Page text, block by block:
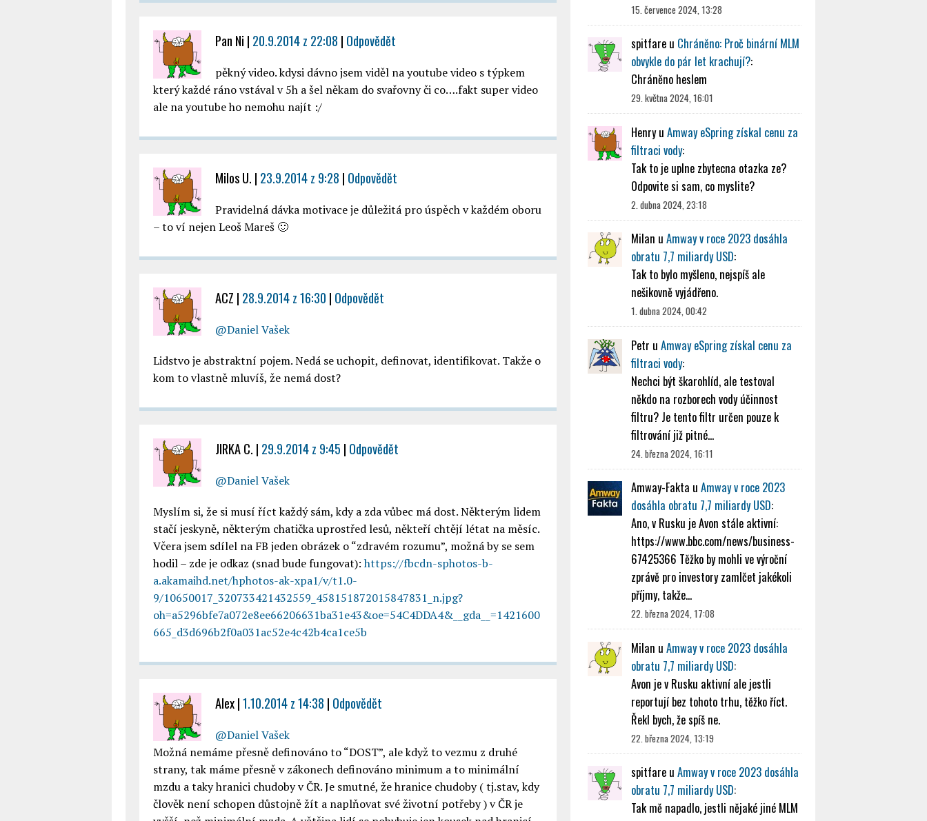
Pan Ni | 20.9.2014 z 22:08 | Odpovědět
pěkný video. kdysi dávno jsem viděl na youtube video s týpkem
který každé ráno vstával v 5h a šel někam do svařovny či co….fakt super video
ale na youtube ho nemohu najít :/
Milos U. | 23.9.2014 z 9:28 | Odpovědět
Pravidelná dávka motivace je důležitá pro úspěch v každém oboru
– to ví nejen Leoš Mareš 🙂
ACZ | 28.9.2014 z 16:30 | Odpovědět
@Daniel Vašek
Lidstvo je abstraktní pojem. Nedá se uchopit, definovat, identifikovat. Takže o
kom to vlastně mluvíš, že nemá dost?
JIRKA C. | 29.9.2014 z 9:45 | Odpovědět
@Daniel Vašek
Myslím si, že si musí říct každý sám, kdy a zda vůbec má dost. Některým lidem
stačí jeskyně, některým chatička uprostřed lesů, někteří chtějí létat na měsíc.
Včera jsem sdílel na FB jeden obrázek o “zdravém rozumu”, možná by se sem
hodil – zde je odkaz (snad bude fungovat):https://fbcdn-sphotos-b-
a.akamaihd.net/hphotos-ak-xpa1/v/t1.0-
9/10650017_320733421432559_458151872015847831_n.jpg?
oh=a5296bfe7a072e8ee66206631ba31e43&oe=54C4DDA4&__gda__=1421600
665_d3d696b2f0a031ac52e4c42b4ca1ce5b
Alex|1.10.2014 z 14:38 | Odpovědět
@Daniel Vašek
Možná nemáme přesně definováno to “DOST”, ale když to vezmu z druhé
strany, tak máme přesně v zákonech definováno minimum a to minimální
mzdu a taky hranici chudoby v ČR. Je smutné, že hranice chudoby ( tj.stav, kdy
člověk není schopen důstojně žít a naplňovat své životní potřeby ) v ČR je
15. července 2024, 13:28
spitfareu Chráněno: Proč binární MLM
obvykle do pár let krachují?:
Chráněno heslem
29. května 2024, 16:01
Henryu Amway eSpring získal cenu za
filtraci vody:
Tak to je uplne zbytecna otazka ze?
Odpovite si sam, co myslite?
2. dubna 2024, 23:18
Milan u Amway v roce 2023 dosáhla
obratu 7,7 miliardy USD:
Tak to bylo myšleno, nejspíš ale
nešikovně vyjádřeno.
1. dubna 2024, 00:42
Petr u Amway eSpring získal cenu za
filtraci vody:
Nechci být škarohlíd, ale testoval
někdo na rozborech vody účinnost
filtru? Je tento filtr určen pouze k
filtrování již pitné…
24. března 2024, 16:11
Amway-Fakta u Amway v roce 2023
dosáhla obratu 7,7 miliardy USD:
Ano, v Rusku je Avon stále aktivní:
https://www.bbc.com/news/business-
67425366 Těžko by mohli ve výroční
zprávě pro investory zamlčet jakékoli
příjmy, takže…
22. března 2024, 17:08
Milan u Amway v roce 2023 dosáhla
obratu 7,7 miliardy USD:
Avon je v Rusku aktivní ale jestli
reportují bez tohoto trhu, těžko říct.
Řekl bych, že spíš ne.
22. března 2024, 13:19
spitfareu Amway v roce 2023 dosáhla
obratu 7,7 miliardy USD:
Tak mě napadlo, jestli nějaké jiné MLM